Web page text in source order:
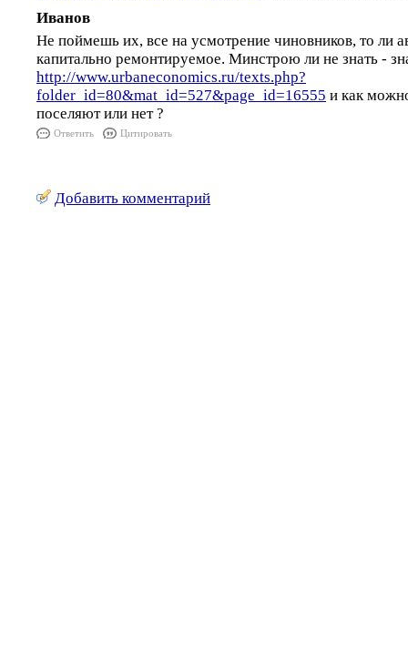
Иванов
Не поймешь их, все на усмотрение чиновников, то ли
капитально ремонтируемое. Минстрою ли не знать -
http://www.urbaneconomics.ru/texts.php?
folder_id=80&mat_id=527&page_id=16555 и как
поселяют или нет ?
Ответить Цитировать
Добавить комментарий